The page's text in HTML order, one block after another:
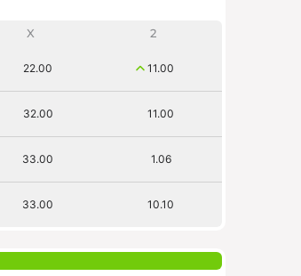
X 2
22.00 11.00
32.00 11.00
33.00 1.06
33.00 10.10